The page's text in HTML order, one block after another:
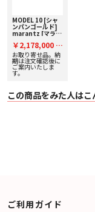
〇 歪率（THD+N, CCIF
駆動時、 125W、 8 Ω、
〇 周波数特性（CD、 1 W
・ 5 Hz - 60 kHz （+0dB /
・ 20 Hz - 20 kHz （+0dB
〇 ダンピングファクター：
〇 S/N 比（IHF-A、 8 Ω）：
・ PHONO（MC）： 76
・ BALANCED： 122 dB
・ LINE / RECORDER：
・ PREOUT BALANCED
・ PREOUT
MODEL 10 [シャ
ンパンゴールド]
marantz [マラン
ンプ 下取り査定額
20%アップ実施
中！
￥2,178,000 税
込
お取り寄せ品。納
期は注文確認後に
ご案内いたしま
す。
この商品をみた人は
ご利用ガイド